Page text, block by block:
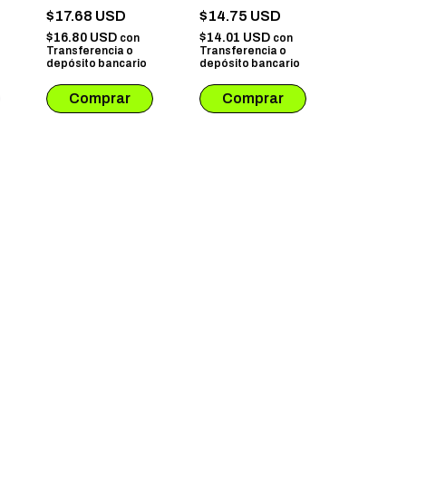
ENTRE GATOS EN
KAMAKURA # 01
$17.68 USD
$16.80 USD con
Transferencia o
depósito bancario
CRECIMOS CON
TRASTORNOS DEL
DESARROLLO
$14.75 USD
$14.01 USD con
Transferencia o
depósito bancario